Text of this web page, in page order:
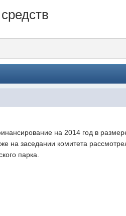
на 2014 год в
на заседании комитета
парка.